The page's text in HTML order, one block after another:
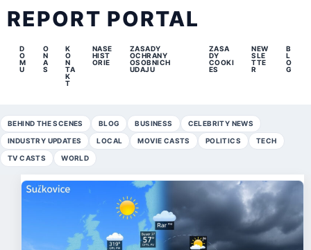
REPORT PORTAL
D
O
M
U
O
N
A
S
K
O
N
TA
K
T
NASE
HIST
ORIE
ZASADY
OCHRANY
OSOBNICH
UDAJU
ZASA
DY
COOKI
ES
NEW
SLE
TTE
R
B
L
O
G
BEHIND THE SCENES BLOG BUSINESS CELEBRITY NEWS
INDUSTRY UPDATES LOCAL MOVIE CASTS POLITICS TECH
TV CASTS WORLD